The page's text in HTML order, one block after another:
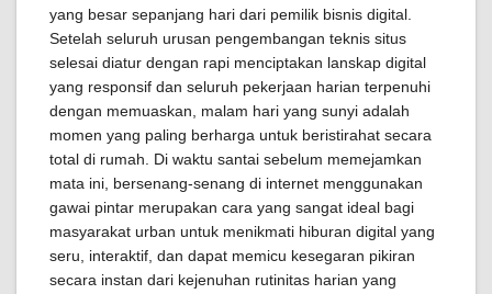
yang besar sepanjang hari dari pemilik bisnis digital.
Setelah seluruh urusan pengembangan teknis situs
selesai diatur dengan rapi menciptakan lanskap digital
yang responsif dan seluruh pekerjaan harian terpenuhi
dengan memuaskan, malam hari yang sunyi adalah
momen yang paling berharga untuk beristirahat secara
total di rumah. Di waktu santai sebelum memejamkan
mata ini, bersenang-senang di internet menggunakan
gawai pintar merupakan cara yang sangat ideal bagi
masyarakat urban untuk menikmati hiburan digital yang
seru, interaktif, dan dapat memicu kesegaran pikiran
secara instan dari kejenuhan rutinitas harian yang